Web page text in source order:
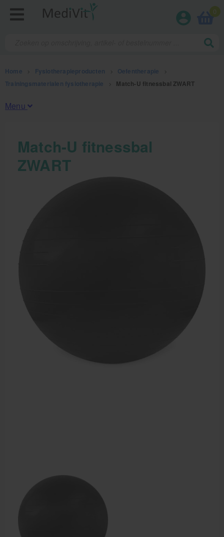
0
Home Fysiotherapieproducten Oefentherapie
Trainingsmaterialen fysiotherapie
Match-U fitnessbal ZWART
Menu
Fysiotherapieproducten
Oefentherapie
Koude en warmte therapie
Anatomie posters en skeletten
Meten en testen
Dry Needling
Massage
Massagetafels
Sportbraces
Match-U fitnessbal
ZWART